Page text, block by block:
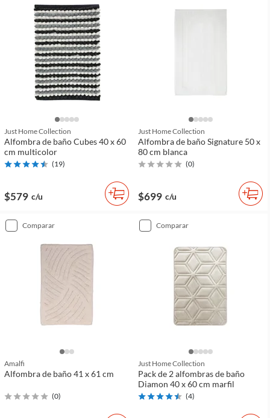
Just Home Collection
Alfombra de baño Cubes 40 x 60
cm multicolor
(19)
$579 c/u
Just Home Collection
Alfombra de baño Signature 50 x
80 cm blanca
(0)
$699 c/u
comparar
Amalfi
Alfombra de baño 41 x 61 cm
(0)
comparar
Just Home Collection
Pack de 2 alfombras de baño
Diamon 40 x 60 cm marfil
(4)